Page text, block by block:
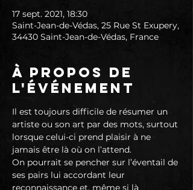
17 sept. 2021, 18:30
Saint-Jean-de-Védas, 25 Rue St Exupery,
34430 Saint-Jean-de-Védas, France
À propos de
l'événement
Il est toujours difficile de résumer un
artiste ou son art par des mots, surtout
lorsque celui-ci prend plaisir à ne
jamais être là où on l’attend.
On pourrait se pencher sur l’éventail de
ses pairs lui accordant leur
reconnaissance et, même si là